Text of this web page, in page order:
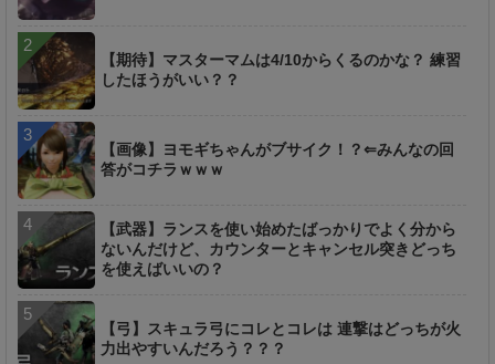
【期待】マスターマムは4/10からくるのかな？ 練習
したほうがいい？？
【画像】ヨモギちゃんがブサイク！？⇐みんなの回
答がコチラｗｗｗ
【武器】ランスを使い始めたばっかりでよく分から
ないんだけど、カウンターとキャンセル突きどっち
を使えばいいの？
【弓】スキュラ弓にコレとコレは 連撃はどっちが火
力出やすいんだろう？？？